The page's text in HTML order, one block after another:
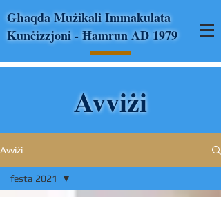
Għaqda Mużikali Immakulata
Kunċizzjoni - Ħamrun AD 1979
Avviżi
Avviżi
festa 2021